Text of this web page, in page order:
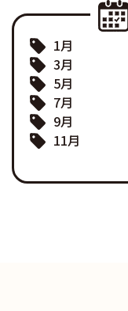
1月
3月
5月
7月
9月
11月